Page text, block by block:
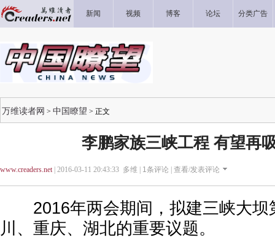
新闻 视频 博客 论坛 分类广告
万维读者网 > 中国瞭望 > 正文
李鹏家族三峡工程 有望再
www.creaders.net| 2016-03-11 20:43:33 多维 | 1条评论 | 查看/发表评论
2016年两会期间，拟建三峡大坝
川、重庆、湖北的重要议题。